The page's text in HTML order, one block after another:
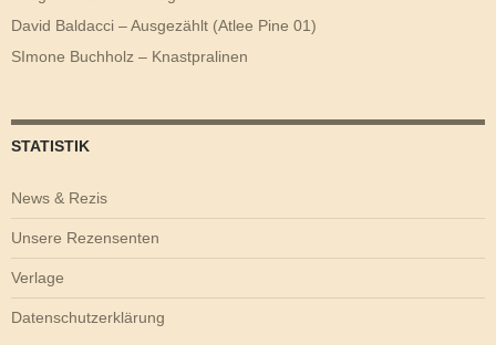
David Baldacci – Ausgezählt (Atlee Pine 01)
SImone Buchholz – Knastpralinen
STATISTIK
News & Rezis
Unsere Rezensenten
Verlage
Datenschutzerklärung